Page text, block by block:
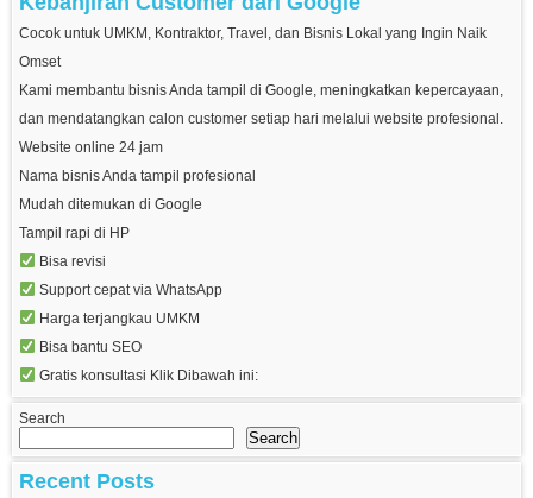
Cocok untuk UMKM, Kontraktor, Travel, dan Bisnis Lokal yang Ingin Naik
Omset
Kami membantu bisnis Anda tampil di Google, meningkatkan kepercayaan,
dan mendatangkan calon customer setiap hari melalui website profesional.
Website online 24 jam
Nama bisnis Anda tampil profesional
Mudah ditemukan di Google
Tampil rapi di HP
Bisa revisi
Support cepat via WhatsApp
Harga terjangkau UMKM
Bisa bantu SEO
Gratis konsultasi Klik Dibawah ini:
Search
Search
Recent Posts